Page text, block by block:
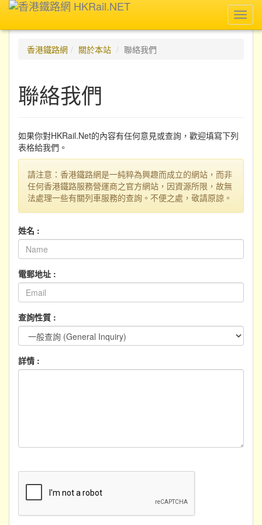
香港鐵路網
關於本站 聯絡我們
聯絡我們
如果你對HKRail.Net的內容有任何意見或查詢，歡迎填寫下列
表格給我們。
請注意：香港鐵路網是一純粹為興趣而成立的網站，而非
任何香港鐵路服務營運商之官方網站，因資源所限，故無
法處理一些有關列車服務的查詢。不便之處，敬請原諒。
姓名 :
電郵地址 :
查詢性質 :
詳情 :